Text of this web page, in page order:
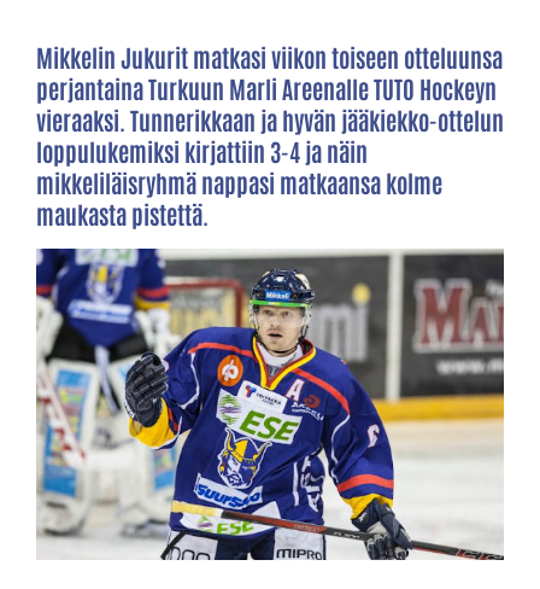
Mikkelin Jukurit matkasi viikon toiseen otteluunsa
perjantaina Turkuun Marli Areenalle TUTO Hockeyn
vieraaksi. Tunnerikkaan ja hyvän jääkiekko-ottelun
loppulukemiksi kirjattiin 3-4 ja näin
mikkeliläisryhmä nappasi matkaansa kolme
maukasta pistettä.